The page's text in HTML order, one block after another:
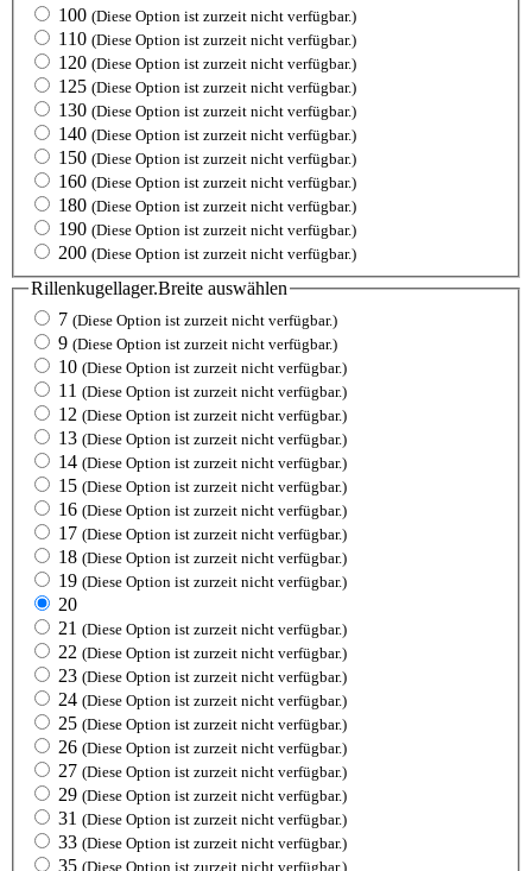
100 (Diese Option ist zurzeit nicht verfügbar.)
110 (Diese Option ist zurzeit nicht verfügbar.)
120 (Diese Option ist zurzeit nicht verfügbar.)
125 (Diese Option ist zurzeit nicht verfügbar.)
130 (Diese Option ist zurzeit nicht verfügbar.)
140 (Diese Option ist zurzeit nicht verfügbar.)
150 (Diese Option ist zurzeit nicht verfügbar.)
160 (Diese Option ist zurzeit nicht verfügbar.)
180 (Diese Option ist zurzeit nicht verfügbar.)
190 (Diese Option ist zurzeit nicht verfügbar.)
200 (Diese Option ist zurzeit nicht verfügbar.)
Rillenkugellager.Breite auswählen
7 (Diese Option ist zurzeit nicht verfügbar.)
9 (Diese Option ist zurzeit nicht verfügbar.)
10 (Diese Option ist zurzeit nicht verfügbar.)
11 (Diese Option ist zurzeit nicht verfügbar.)
12 (Diese Option ist zurzeit nicht verfügbar.)
13 (Diese Option ist zurzeit nicht verfügbar.)
14 (Diese Option ist zurzeit nicht verfügbar.)
15 (Diese Option ist zurzeit nicht verfügbar.)
16 (Diese Option ist zurzeit nicht verfügbar.)
17 (Diese Option ist zurzeit nicht verfügbar.)
18 (Diese Option ist zurzeit nicht verfügbar.)
19 (Diese Option ist zurzeit nicht verfügbar.)
20
21 (Diese Option ist zurzeit nicht verfügbar.)
22 (Diese Option ist zurzeit nicht verfügbar.)
23 (Diese Option ist zurzeit nicht verfügbar.)
24 (Diese Option ist zurzeit nicht verfügbar.)
25 (Diese Option ist zurzeit nicht verfügbar.)
26 (Diese Option ist zurzeit nicht verfügbar.)
27 (Diese Option ist zurzeit nicht verfügbar.)
29 (Diese Option ist zurzeit nicht verfügbar.)
31 (Diese Option ist zurzeit nicht verfügbar.)
33 (Diese Option ist zurzeit nicht verfügbar.)
35 (Diese Option ist zurzeit nicht verfügbar.)